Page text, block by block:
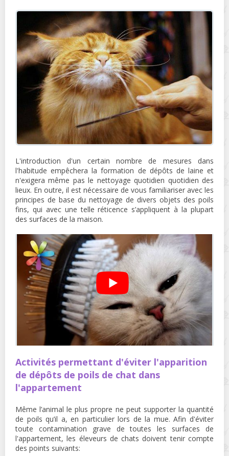
L'introduction d'un certain nombre de mesures dans
l'habitude empêchera la formation de dépôts de laine et
n'exigera même pas le nettoyage quotidien quotidien des
lieux. En outre, il est nécessaire de vous familiariser avec les
principes de base du nettoyage de divers objets des poils
fins, qui avec une telle réticence s’appliquent à la plupart
des surfaces de la maison.
Activités permettant d'éviter l'apparition
de dépôts de poils de chat dans
l'appartement
Même l’animal le plus propre ne peut supporter la quantité
de poils qu’il a, en particulier lors de la mue. Afin d'éviter
toute contamination grave de toutes les surfaces de
l'appartement, les éleveurs de chats doivent tenir compte
des points suivants: